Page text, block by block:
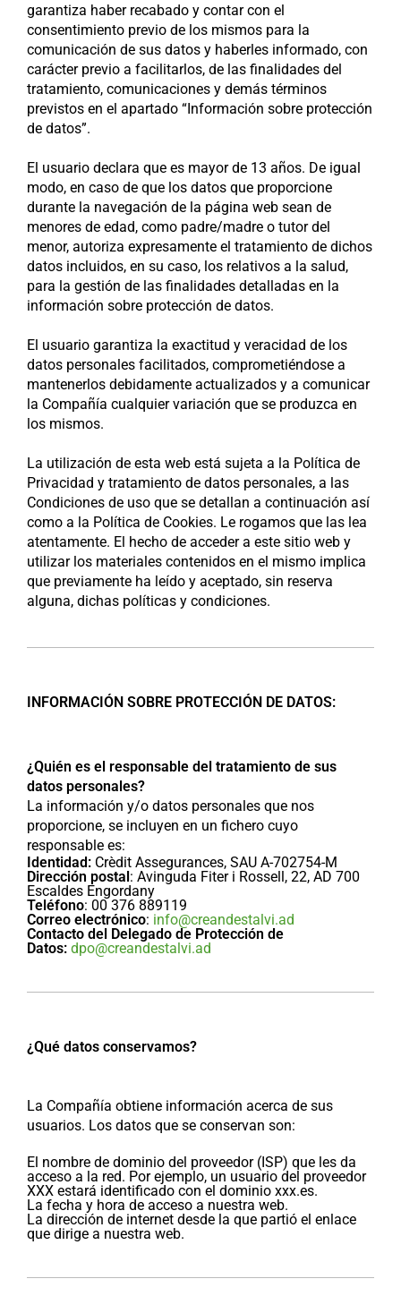
garantiza haber recabado y contar con el
consentimiento previo de los mismos para la
comunicación de sus datos y haberles informado, con
carácter previo a facilitarlos, de las finalidades del
tratamiento, comunicaciones y demás términos
previstos en el apartado “Información sobre protección
de datos”.
El usuario declara que es mayor de 13 años. De igual
modo, en caso de que los datos que proporcione
durante la navegación de la página web sean de
menores de edad, como padre/madre o tutor del
menor, autoriza expresamente el tratamiento de dichos
datos incluidos, en su caso, los relativos a la salud,
para la gestión de las finalidades detalladas en la
información sobre protección de datos.
El usuario garantiza la exactitud y veracidad de los
datos personales facilitados, comprometiéndose a
mantenerlos debidamente actualizados y a comunicar
la Compañía cualquier variación que se produzca en
los mismos.
La utilización de esta web está sujeta a la Política de
Privacidad y tratamiento de datos personales, a las
Condiciones de uso que se detallan a continuación así
como a la Política de Cookies. Le rogamos que las lea
atentamente. El hecho de acceder a este sitio web y
utilizar los materiales contenidos en el mismo implica
que previamente ha leído y aceptado, sin reserva
alguna, dichas políticas y condiciones.
INFORMACIÓN SOBRE PROTECCIÓN DE DATOS:
¿Quién es el responsable del tratamiento de sus
datos personales?
La información y/o datos personales que nos
proporcione, se incluyen en un fichero cuyo
responsable es:
Identidad: Crèdit Assegurances, SAU A-702754-M
Dirección postal: Avinguda Fiter i Rossell, 22, AD 700
Escaldes Engordany
Teléfono: 00 376 889119
Correo electrónico: info@creandestalvi.ad
Contacto del Delegado de Protección de
Datos: dpo@creandestalvi.ad
¿Qué datos conservamos?
La Compañía obtiene información acerca de sus
usuarios. Los datos que se conservan son:
El nombre de dominio del proveedor (ISP) que les da
acceso a la red. Por ejemplo, un usuario del proveedor
XXX estará identificado con el dominio xxx.es.
La fecha y hora de acceso a nuestra web.
La dirección de internet desde la que partió el enlace
que dirige a nuestra web.